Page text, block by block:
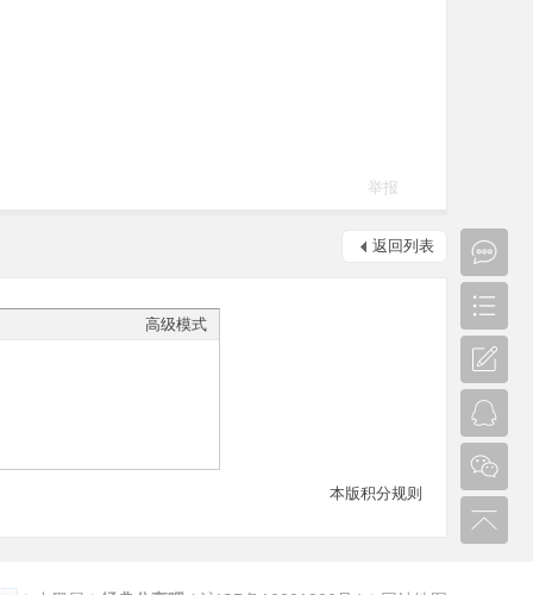
举报
返回列表
高级模式
本版积分规则